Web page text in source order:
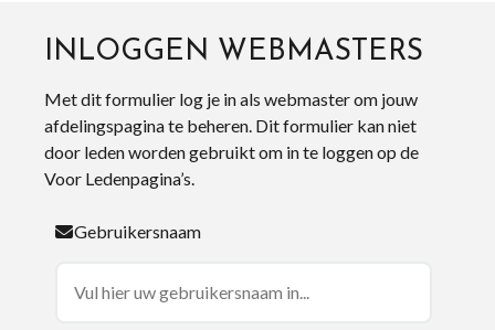
INLOGGEN WEBMASTERS
Met dit formulier log je in als webmaster om jouw
afdelingspagina te beheren. Dit formulier kan niet
door leden worden gebruikt om in te loggen op de
Voor Ledenpagina’s.
Gebruikersnaam